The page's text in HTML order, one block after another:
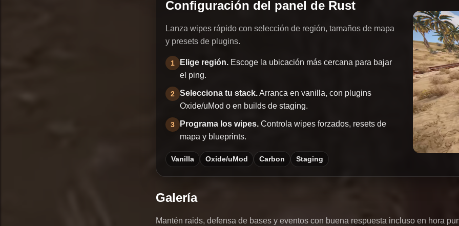
Configuración del panel de Rust
Lanza wipes rápido con selección de región, tamaños de mapa
y presets de plugins.
1 Elige región. Escoge la ubicación más cercana para bajar
el ping.
2 Selecciona tu stack.Arranca en vanilla, con plugins
Oxide/uMod o en builds de staging.
3 Programa los wipes. Controla wipes forzados, resets de
mapa y blueprints.
Vanilla Oxide/uMod Carbon Staging
Galería
Mantén raids, defensa de bases y eventos con buena respuesta incluso en hora